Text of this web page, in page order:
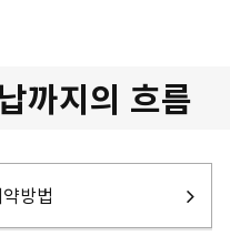
까지의 흐름
방법